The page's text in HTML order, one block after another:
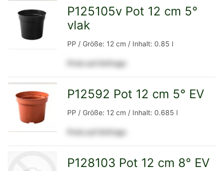
Detailseite
P125105v Pot 12 cm 5°
vlak
PP / Größe: 12 cm / Inhalt: 0.85 l
Preis auf Anfrage
Detailseite
P12592 Pot 12 cm 5° EV
PP / Größe: 12 cm / Inhalt: 0.685 l
Preis auf Anfrage
P128103 Pot 12 cm 8° EV